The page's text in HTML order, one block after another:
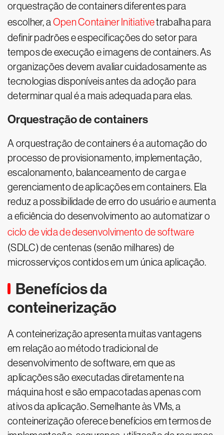
orquestração de containers diferentes para
escolher, a Open Container Initiativetrabalha para
definir padrões e especificações do setor para
tempos de execução e imagens de containers. As
organizações devem avaliar cuidadosamente as
tecnologias disponíveis antes da adoção para
determinar qual é a mais adequada para elas.
Orquestração de containers
A orquestração de containers é a automação do
processo de provisionamento, implementação,
escalonamento, balanceamento de carga e
gerenciamento de aplicações em containers. Ela
reduz a possibilidade de erro do usuário e aumenta
a eficiência do desenvolvimento ao automatizar o
ciclo de vida de desenvolvimento de software
(SDLC) de centenas (senão milhares) de
microsserviços contidos em um única aplicação.
Benefícios da
conteinerização
A conteinerização apresenta muitas vantagens
em relação ao método tradicional de
desenvolvimento de software, em que as
aplicações são executadas diretamente na
máquina host e são empacotadas apenas com
ativos da aplicação. Semelhante às VMs, a
conteinerização oferece benefícios em termos de